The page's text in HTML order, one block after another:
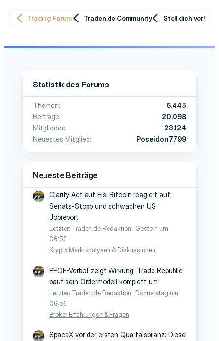
Trading Forum Traden.de Community Stell dich vor!
Statistik des Forums
Themen
6.445
Beiträge
20.098
Mitglieder
23.124
Neuestes Mitglied
Poseidon7799
Neueste Beiträge
Clarity Act auf Eis: Bitcoin reagiert auf
Senats-Stopp und schwachen US-
Jobreport
Letzter: Traden.de Redaktion
Gestern um
06:55
Krypto Marktanalysen & Diskussionen
PFOF-Verbot zeigt Wirkung: Trade Republic
baut sein Ordermodell komplett um
Letzter: Traden.de Redaktion
Donnerstag um
06:56
Broker Erfahrungen & Fragen
SpaceX vor der ersten Quartalsbilanz: Diese